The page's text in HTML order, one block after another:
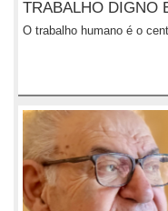
TRABALHO DIGNO
O trabalho humano é o